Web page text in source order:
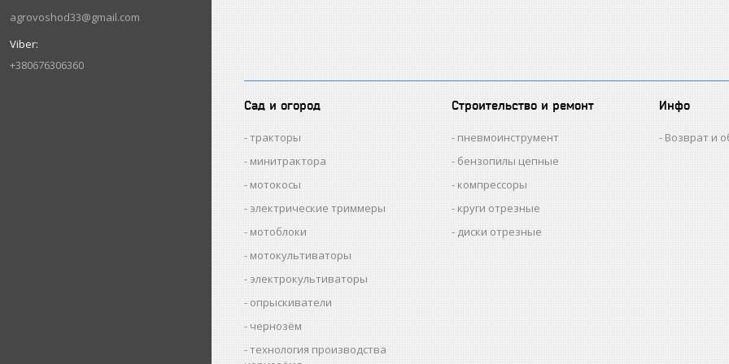
agrovoshod33@gmail.com
+380676306360
Сад и огород
тракторы
минитрактора
мотокосы
электрические триммеры
мотоблоки
мотокультиваторы
электрокультиваторы
опрыскиватели
чернозём
технология производства
Строительство и ремонт
пневмоинструмент
бензопилы цепные
компрессоры
круги отрезные
диски отрезные
Инфо
Возврат и